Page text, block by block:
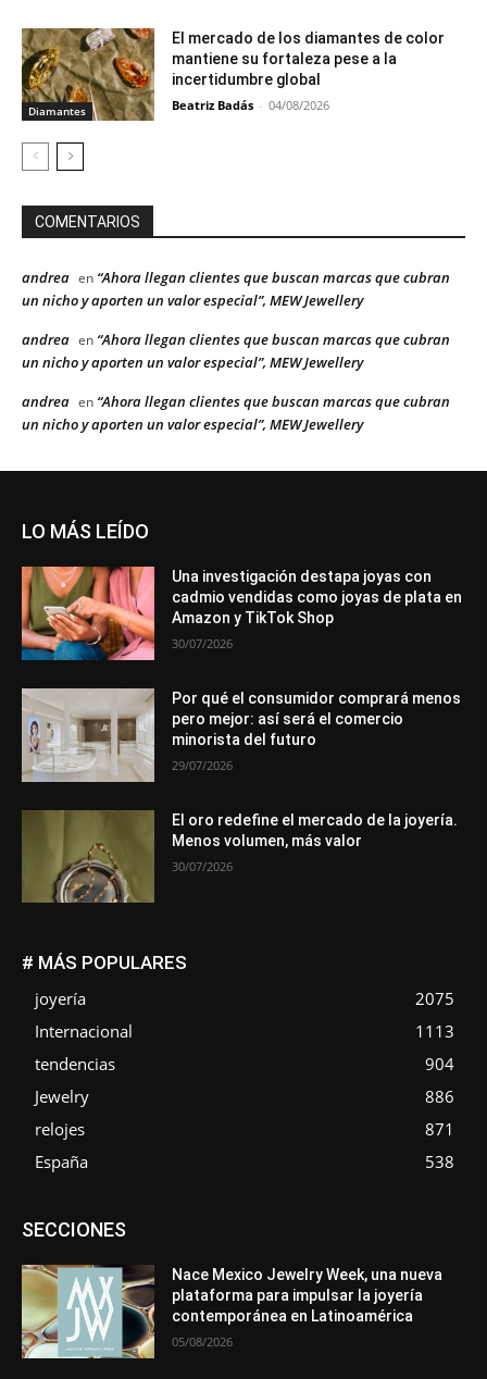
Diamantes
El mercado de los diamantes de color
mantiene su fortaleza pese a la
incertidumbre global
Beatriz Badás - 04/08/2026
COMENTARIOS
andrea en “Ahora llegan clientes que buscan marcas que cubran
un nicho y aporten un valor especial”, MEW Jewellery
andrea en “Ahora llegan clientes que buscan marcas que cubran
un nicho y aporten un valor especial”, MEW Jewellery
andrea en “Ahora llegan clientes que buscan marcas que cubran
un nicho y aporten un valor especial”, MEW Jewellery
LO MÁS LEÍDO
Una investigación destapa joyas con
cadmio vendidas como joyas de plata en
Amazon y TikTok Shop
30/07/2026
Por qué el consumidor comprará menos
pero mejor: así será el comercio
minorista del futuro
29/07/2026
El oro redefine el mercado de la joyería.
Menos volumen, más valor
30/07/2026
# MÁS POPULARES
joyería
2075
Internacional
1113
tendencias
904
Jewelry
886
relojes
871
España
538
SECCIONESAsociaciones
Entrevistas
Mundo Técnico
Novedades Opiniones
Perspectiva
Premios
Secciones Sin categoría
Sucesos
Más
Nace Mexico Jewelry Week, una nueva
plataforma para impulsar la joyería
contemporánea en Latinoamérica
05/08/2026